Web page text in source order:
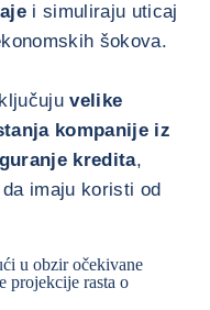
i simuliraju uticaj
šokova.
velike
kompanije iz
kredita,
imaju koristi od
u obzir očekivane
projekcije rasta o